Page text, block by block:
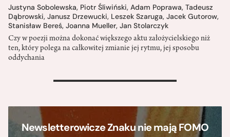
Justyna Sobolewska, Piotr Śliwiński, Adam Poprawa, Tadeusz
Dąbrowski, Janusz Drzewucki, Leszek Szaruga, Jacek Gutorow,
Stanisław Bereś, Joanna Mueller, Jan Stolarczyk
Czy w poezji można dokonać większego aktu założycielskiego niż
ten, który polega na całkowitej zmianie jej rytmu, jej sposobu
oddychania
>
Newsletterowicze Znaku nie mają FOMO